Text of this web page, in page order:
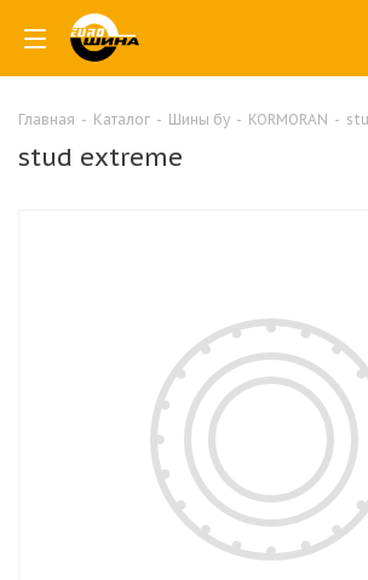
Главная - Каталог - Шины бу - KORMORAN -
stud extreme